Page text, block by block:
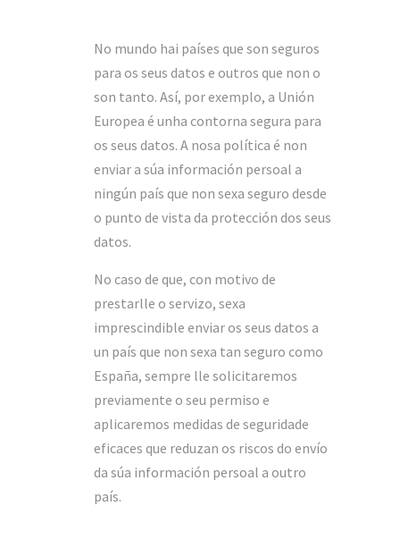
No mundo hai países que son seguros
para os seus datos e outros que non o
son tanto. Así, por exemplo, a Unión
Europea é unha contorna segura para
os seus datos. A nosa política é non
enviar a súa información persoal a
ningún país que non sexa seguro desde
o punto de vista da protección dos seus
datos.
No caso de que, con motivo de
prestarlle o servizo, sexa
imprescindible enviar os seus datos a
un país que non sexa tan seguro como
España, sempre lle solicitaremos
previamente o seu permiso e
aplicaremos medidas de seguridade
eficaces que reduzan os riscos do envío
da súa información persoal a outro
país.